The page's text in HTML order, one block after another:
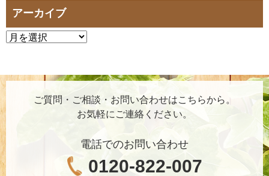
アーカイブ
ご質問・ご相談・お問い合わせはこちらから。
お気軽にご連絡ください。
電話でのお問い合わせ
0120-822-007